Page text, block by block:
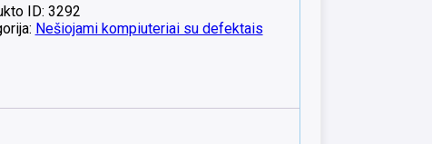
ID: 3292
Nešiojami kompiuteriai su defektais